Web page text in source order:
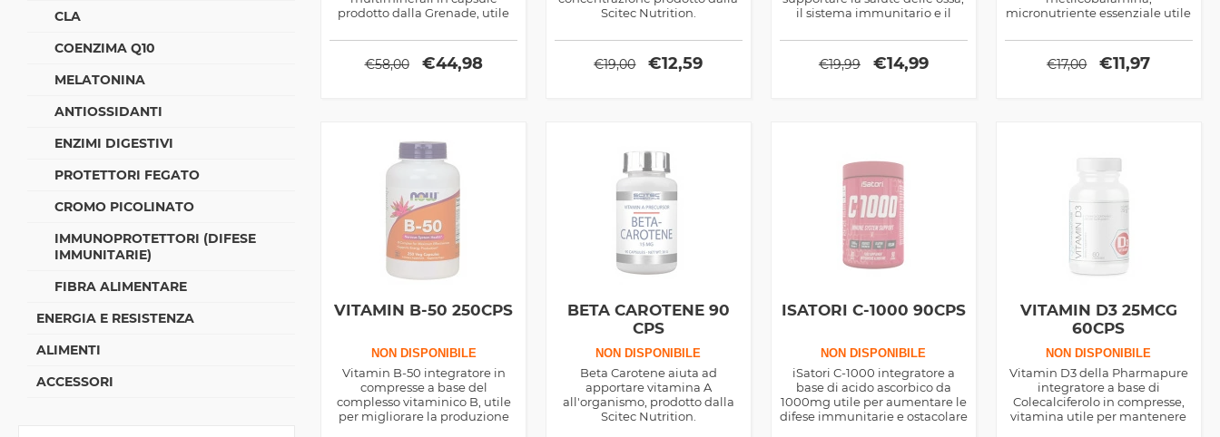
CLA
COENZIMA Q10
MELATONINA
ANTIOSSIDANTI
ENZIMI DIGESTIVI
PROTETTORI FEGATO
CROMO PICOLINATO
IMMUNOPROTETTORI (DIFESE
IMMUNITARIE)
FIBRA ALIMENTARE
ENERGIA E RESISTENZA
ALIMENTI
ACCESSORI
prodotto dalla Grenade, utile
micronutrienti all'organismo.
€58,00 €44,98
Scitec Nutrition.
€19,00 €12,59
il sistema immunitario e il
Favorisce l’assorbimento del
calcio, proteggendo il sistema
cardiovascolare e contribuendo
€19,99 €14,99
micronutriente essenziale utile
salutistico in particolare per
vegani e vegetariani
€17,00 €11,97
VITAMIN B-50 250CPS
NON DISPONIBILE
Vitamin B-50 integratore in
compresse a base del
complesso vitaminico B, utile
per migliorare la produzione
BETA CAROTENE 90
CPS
NON DISPONIBILE
Beta Carotene aiuta ad
apportare vitamina A
all'organismo, prodotto dalla
Scitec Nutrition.
ISATORI C-1000 90CPS
NON DISPONIBILE
iSatori C-1000 integratore a
base di acido ascorbico da
1000mg utile per aumentare le
difese immunitarie e ostacolare
VITAMIN D3 25MCG
60CPS
NON DISPONIBILE
Vitamin D3 della Pharmapure
integratore a base di
Colecalciferolo in compresse,
vitamina utile per mantenere